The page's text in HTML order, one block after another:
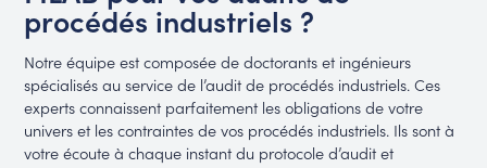
procédés industriels ?
Notre équipe est composée de doctorants et ingénieurs
spécialisés au service de l’audit de procédés industriels. Ces
experts connaissent parfaitement les obligations de votre
univers et les contraintes de vos procédés industriels. Ils sont à
votre écoute à chaque instant du protocole d’audit et